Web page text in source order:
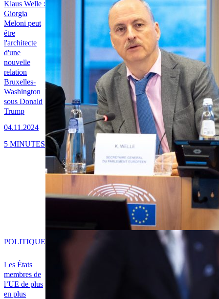
Klaus Welle :
Giorgia
Meloni peut
être
l'architecte
d'une
nouvelle
relation
Bruxelles-
Washington
sous Donald
Trump
04.11.2024
5 MINUTES
Les États
membres de
l’UE de plus
en plus
POLITIQUE